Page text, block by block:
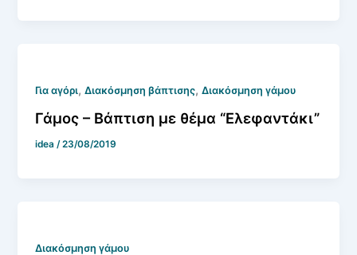
Για αγόρι,Διακόσμηση βάπτισης,Διακόσμηση γάμου
Γάμος – Βάπτιση με θέμα “Ελεφαντάκι”
idea /23/08/2019
Διακόσμηση γάμου